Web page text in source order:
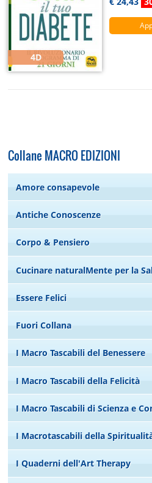
4D
Collane MACRO EDIZIONI
Amore consapevole
Antiche Conoscenze
Corpo & Pensiero
Cucinare naturalMente per la
Essere Felici
Fuori Collana
I Macro Tascabili del Benessere
I Macro Tascabili della Felicità
I Macro Tascabili di Scienza e
I Macrotascabili della
I Quaderni dell'Art Therapy